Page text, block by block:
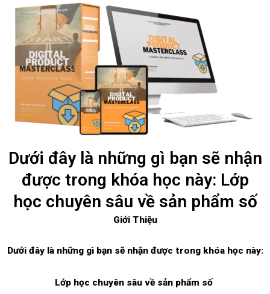
Dưới đây là những gì bạn sẽ nhận
được trong khóa học này: Lớp
học chuyên sâu về sản phẩm số
Giới Thiệu
Dưới đây là những gì bạn sẽ nhận được trong khóa học này:
Lớp học chuyên sâu về sản phẩm số